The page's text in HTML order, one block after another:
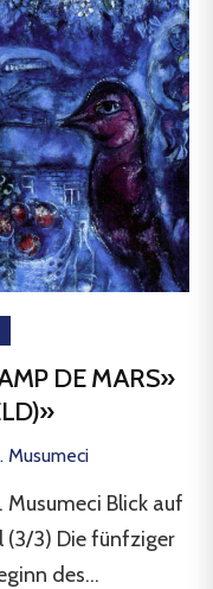
DE MARS»
Musumeci
Musumeci Blick auf
(3/3) Die fünfziger
des...